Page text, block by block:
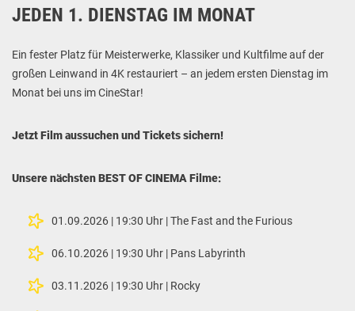
JEDEN 1. DIENSTAG IM MONAT
Ein fester Platz für Meisterwerke, Klassiker und Kultfilme auf der
großen Leinwand in 4K restauriert – an jedem ersten Dienstag im
Monat bei uns im CineStar!
Jetzt Film aussuchen und Tickets sichern!
Unsere nächsten BEST OF CINEMA Filme:
01.09.2026 | 19:30 Uhr | The Fast and the Furious
06.10.2026 | 19:30 Uhr | Pans Labyrinth
03.11.2026 | 19:30 Uhr | Rocky